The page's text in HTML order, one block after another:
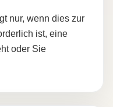
nur, wenn dies zur
ist, eine
oder Sie